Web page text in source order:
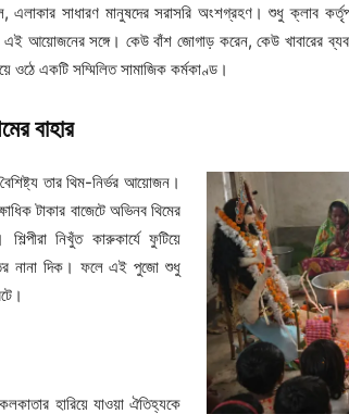
সাধারণ মানুষদের সরাসরি অংশগ্রহণ। শুধু ক্লাব
আয়োজনের সঙ্গে। কেউ বাঁশ জোগাড় করেন, কেউ খাবারের
ওঠে একটি সম্মিলিত সামাজিক কর্মকাণ্ড।
বাহার
তার থিম-নির্ভর আয়োজন।
টাকার বাজেটে অভিনব থিমের
নিখুঁত কারুকার্যে ফুটিয়ে
নানা দিক। ফলে এই পুজো শুধু
হারিয়ে যাওয়া ঐতিহ্যকে